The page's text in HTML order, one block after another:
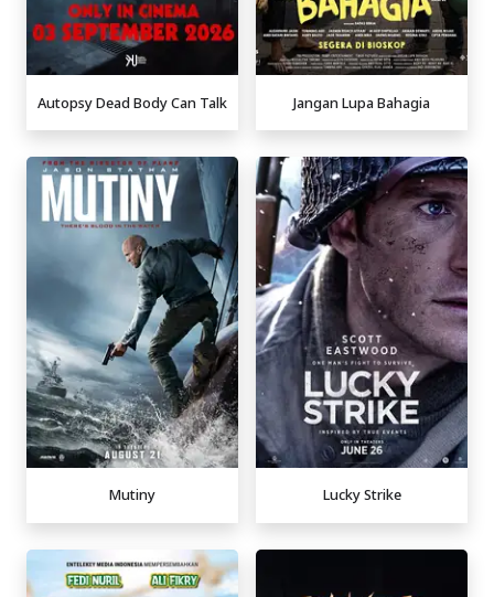
Autopsy Dead Body Can Talk Jangan Lupa Bahagia
Mutiny Lucky Strike